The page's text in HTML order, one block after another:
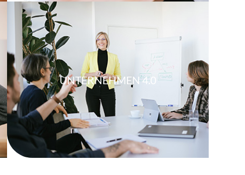
UNTERNEHMEN 4.0